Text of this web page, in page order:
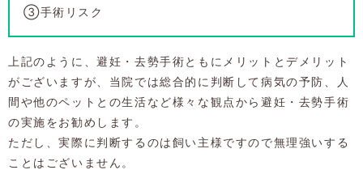
③手術リスク
上記のように、避妊・去勢手術ともにメリットとデメリット
がございますが、当院では総合的に判断して病気の予防、人
間や他のペットとの生活など様々な観点から避妊・去勢手術
の実施をお勧めします。
ただし、実際に判断するのは飼い主様ですので無理強いする
ことはございません。